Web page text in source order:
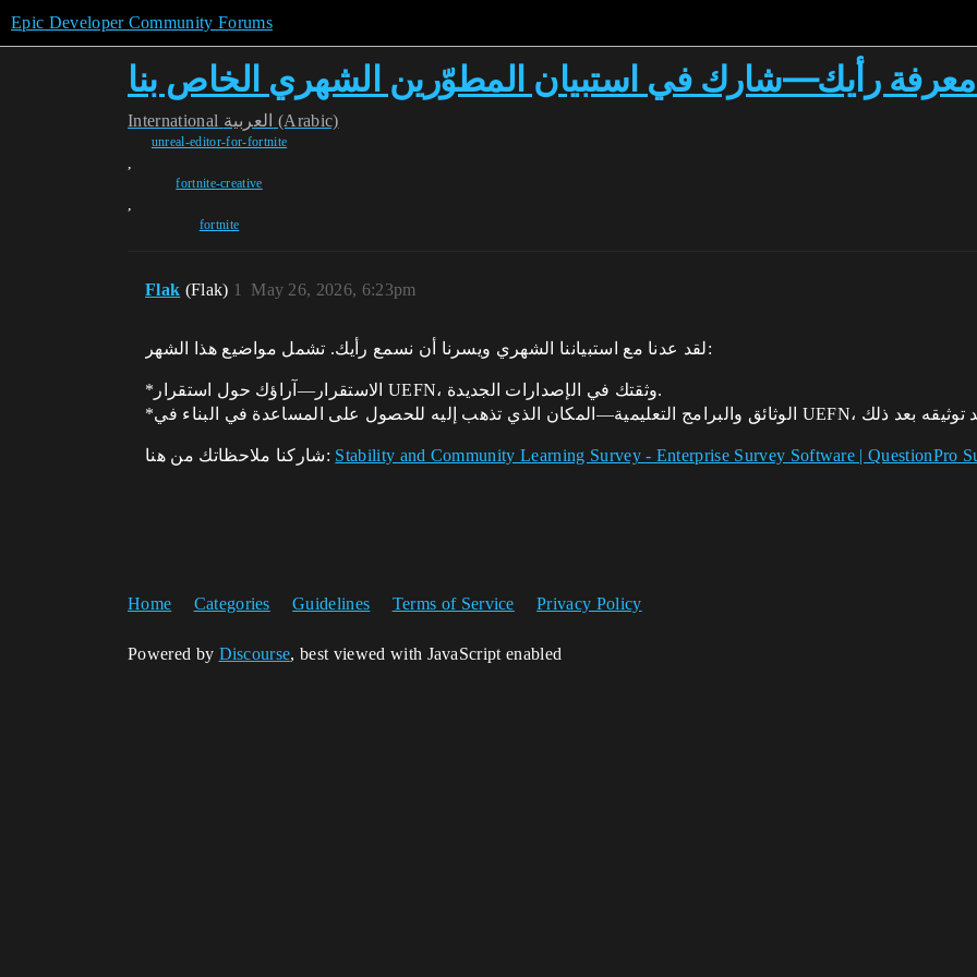
Epic Developer Community Forums
معرفة رأيك—شارك في استبيان المطوّرين الشهري الخاص بنا
International العربية (Arabic)
unreal-editor-for-fortnite
,
fortnite-creative
,
fortnite
Flak (Flak) May 26, 2026, 6:23pm
1
لقد عدنا مع استبياننا الشهري ويسرنا أن نسمع رأيك. تشمل مواضيع هذا الشهر:
*الاستقرار—آراؤك حول استقرار UEFN، وثقتك في الإصدارات الجديدة.
شاركنا ملاحظاتك من هنا: Stability and Community Learning Survey - Enterprise Survey Software | QuestionPro
Home Categories Guidelines Terms of Service Privacy Policy
Powered by Discourse, best viewed with JavaScript enabled